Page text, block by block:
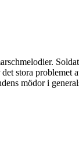
stora problemet
mödor i